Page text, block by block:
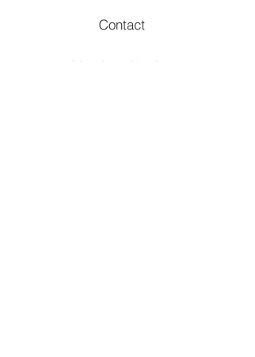
Contact
Mentions légales